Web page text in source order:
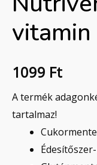
1099 Ft
A termék
tartalmaz!